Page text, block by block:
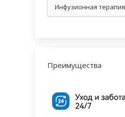
Инфузионная терапия
Преимущества